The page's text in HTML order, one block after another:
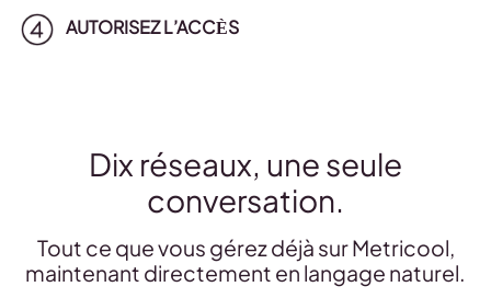
AUTORISEZ L’ACCÈS
Dix réseaux, une seule
conversation.
Tout ce que vous gérez déjà sur Metricool,
maintenant directement en langage naturel.